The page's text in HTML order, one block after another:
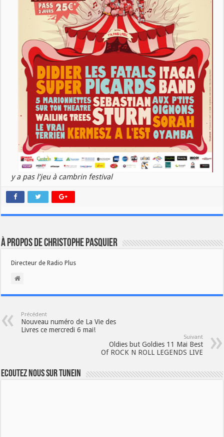
y a pas l’jeu à cambrin festival
À propos de Christophe PASQUIER
Directeur de Radio Plus
Précédent
Nouveau numéro de La Vie des
Livres ce mercredi 6 mai!
Suivant
Oldies but Goldies 11 Mai Best
Of ROCK N ROLL LEGENDS LIVE
Ecoutez nous sur TuneIn